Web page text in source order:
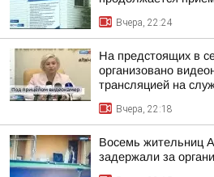
Вчера, 22:24
На предстоящих в
организовано
трансляцией на
Вчера, 22:18
Восемь жительниц
задержали за